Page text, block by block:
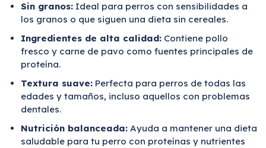
Sin granos: Ideal para perros con sensibilidades a
los granos o que siguen una dieta sin cereales.
Ingredientes de alta calidad: Contiene pollo
fresco y carne de pavo como fuentes principales de
proteína.
Textura suave: Perfecta para perros de todas las
edades y tamaños, incluso aquellos con problemas
dentales.
Nutrición balanceada: Ayuda a mantener una dieta
saludable para tu perro con proteínas y nutrientes